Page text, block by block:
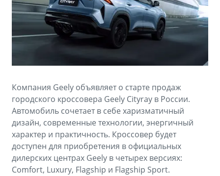
OKAVANGO MONJARO
PREFACE
от 3 079 990 ₽*
GEELY EX5
от 3 769 990 ₽*
Аксессуары
Зарядные устройства
Расчет КАСКО
Страхование
GEELY Лизинг
Советы по эксплуатации
Спецпредложения
Гарантия Geely
Сервисная книжка
Вопросы и ответы
Компания Geely объявляет о старте продаж
городского кроссовера Geely Cityray в России.
Автомобиль сочетает в себе харизматичный
дизайн, современные технологии, энергичный
характер и практичность. Кроссовер будет
доступен для приобретения в официальных
дилерских центрах Geely в четырех версиях:
Comfort, Luxury, Flagship и Flagship Sport.